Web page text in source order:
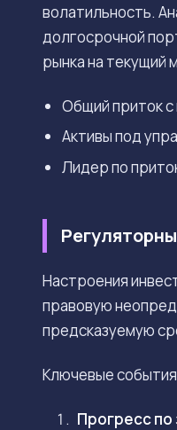
волатильность.
долгосрочной
рынка на текущий
Общий приток
Активы под
Лидер по
Настроения
правовую
предсказуемую
Ключевые
Прогресс по